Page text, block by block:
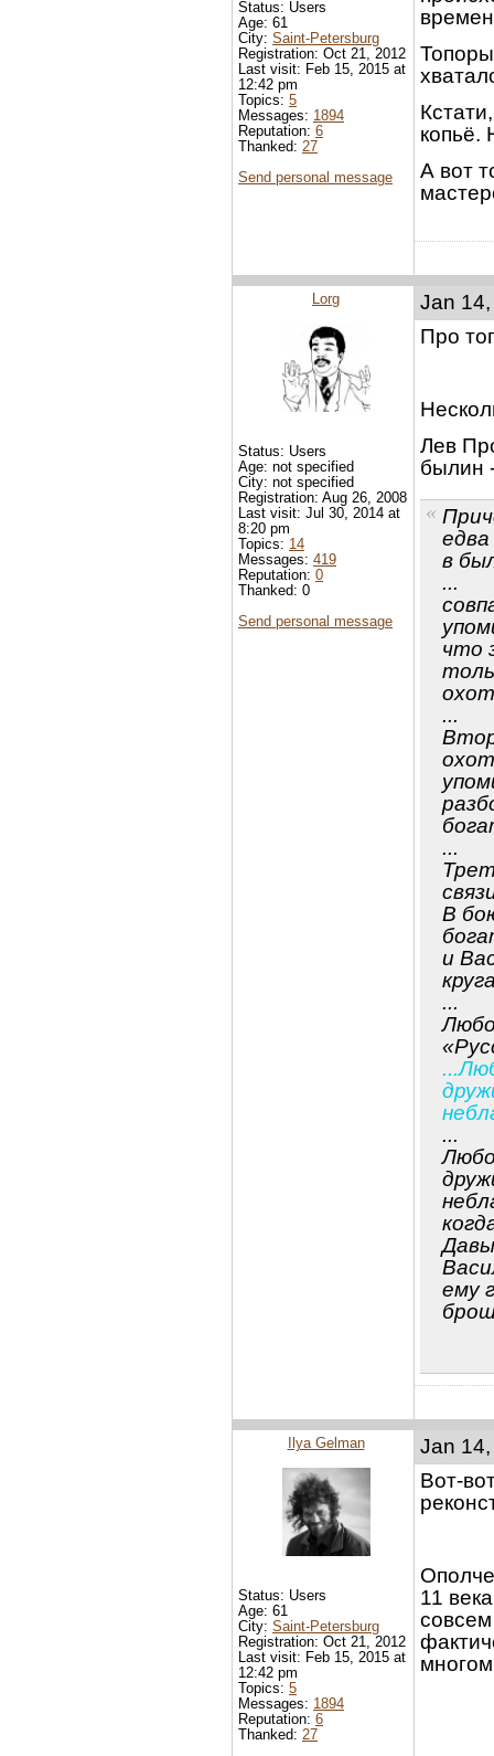
копьё.
А вот
Status: Users
Age: 61
City: Saint-Petersburg
Registration: Oct 21, 2012
Last visit: Feb 15, 2015 at
12:42 pm
Topics: 5
Messages: 1894
Reputation: 6
Thanked: 27
Send personal message
Jan
Про
Лев
былин
в
...
что
...
...
В
и
...
...
ему
Lorg
Status: Users
Age: not specified
City: not specified
Registration: Aug 26, 2008
Last visit: Jul 30, 2014 at
8:20 pm
Topics: 14
Messages: 419
Reputation: 0
Thanked: 0
Send personal message
Jan
Вот-
11
Ilya Gelman
Status: Users
Age: 61
City: Saint-Petersburg
Registration: Oct 21, 2012
Last visit: Feb 15, 2015 at
12:42 pm
Topics: 5
Messages: 1894
Reputation: 6
Thanked: 27